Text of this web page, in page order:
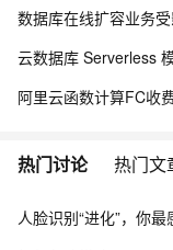
热门讨论 热门文
人脸识别“进化”，你